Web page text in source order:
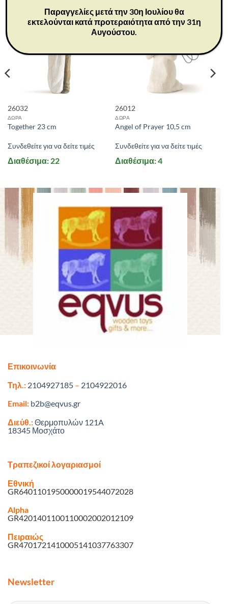
26032
ΔΩΡΑ
Together 23 cm
Συνδεθείτε για να δείτε τιμές
Διαθέσιμα: 22
26012
ΔΩΡΑ
Angel of Prayer 10,5 cm
Συνδεθείτε για να δείτε τιμές
Διαθέσιμα: 4
Επικοινωνία
Τηλ.: 2104927185 – 2104922016
Email: b2b@eqvus.gr
Διεύθ.:Θερμοπυλών 121A
18345 Μοσχάτο
Τραπεζικοί λογαριασμοί
Εθνική
GR6401101950000019544072028
Alpha
GR4201401100110002002012109
Πειραιώς
GR4701721410005141037763307
Newsletter
Παραγγελίες μετά την 30η Ιουλίου θα
εκτελούνται κατά προτεραιότητα από την 31η
Αυγούστου.